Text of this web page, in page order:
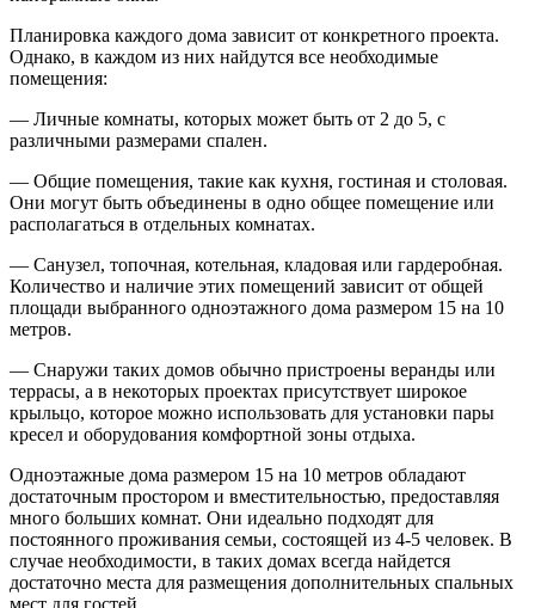
Планировка каждого дома зависит от конкретного проекта.
Однако, в каждом из них найдутся все необходимые
помещения:
— Личные комнаты, которых может быть от 2 до 5, с
различными размерами спален.
— Общие помещения, такие как кухня, гостиная и столовая.
Они могут быть объединены в одно общее помещение или
располагаться в отдельных комнатах.
— Санузел, топочная, котельная, кладовая или гардеробная.
Количество и наличие этих помещений зависит от общей
площади выбранного одноэтажного дома размером 15 на 10
метров.
— Снаружи таких домов обычно пристроены веранды или
террасы, а в некоторых проектах присутствует широкое
крыльцо, которое можно использовать для установки пары
кресел и оборудования комфортной зоны отдыха.
Одноэтажные дома размером 15 на 10 метров обладают
достаточным простором и вместительностью, предоставляя
много больших комнат. Они идеально подходят для
постоянного проживания семьи, состоящей из 4-5 человек. В
случае необходимости, в таких домах всегда найдется
достаточно места для размещения дополнительных спальных
мест для гостей.